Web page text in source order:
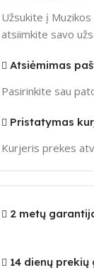
Užsukite į
atsiimkite savo
Atsiėmimas
Pasirinkite sau
Pristatymas
Kurjeris prekes
2 metų
14 dienų prekių